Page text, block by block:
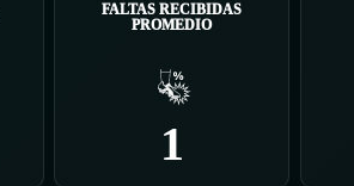
FALTAS RECIBIDAS
PROMEDIO
1